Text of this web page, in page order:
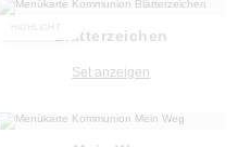
Blätterzeichen
Set anzeigen